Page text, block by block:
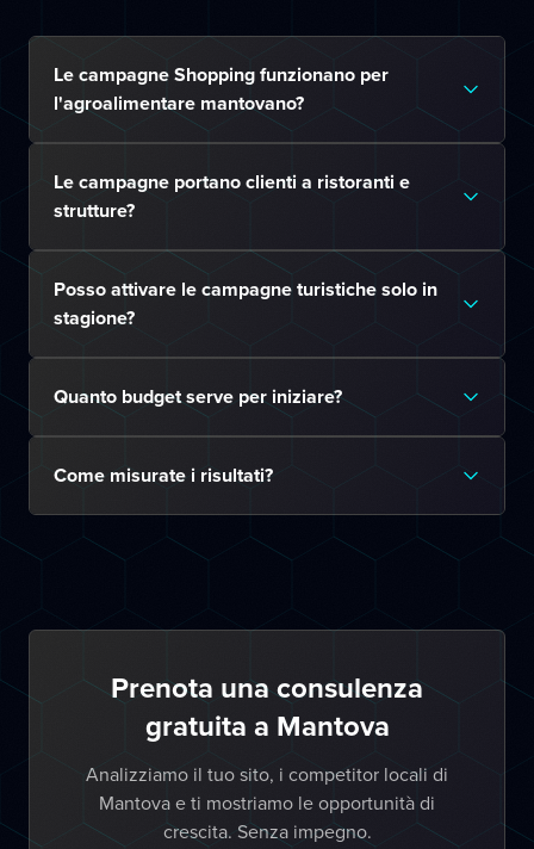
Le campagne Shopping funzionano per
l'agroalimentare mantovano?
Le campagne portano clienti a ristoranti e
strutture?
Posso attivare le campagne turistiche solo in
stagione?
Quanto budget serve per iniziare?
Come misurate i risultati?
Prenota una consulenza
gratuita a Mantova
Analizziamo il tuo sito, i competitor locali di
Mantova e ti mostriamo le opportunità di
crescita. Senza impegno.